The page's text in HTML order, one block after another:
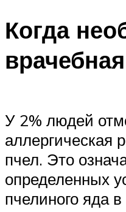
Когда
У 2% людей
аллергическая
пчел. Это
определенных
пчелиного яда